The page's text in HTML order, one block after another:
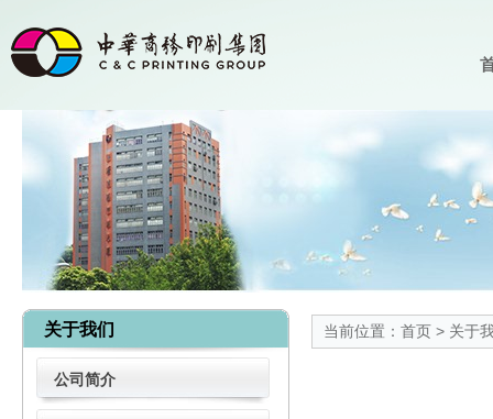
关于我们
公司简介
当前位置： 首页 > 关于